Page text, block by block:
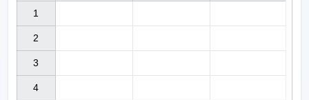
1
2
3
4